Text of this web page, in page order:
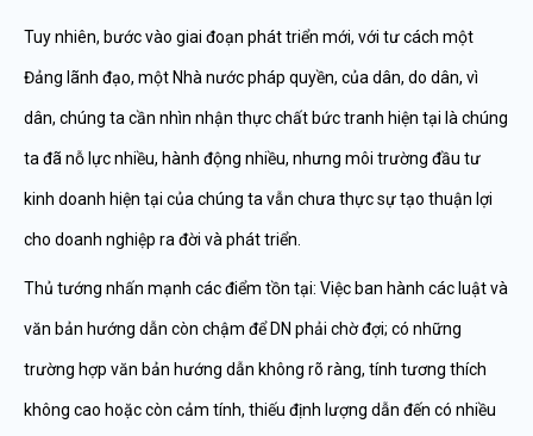
Tuy nhiên, bước vào giai đoạn phát triển mới, với tư cách một
Đảng lãnh đạo, một Nhà nước pháp quyền, của dân, do dân, vì
dân, chúng ta cần nhìn nhận thực chất bức tranh hiện tại là chúng
ta đã nỗ lực nhiều, hành động nhiều, nhưng môi trường đầu tư
kinh doanh hiện tại của chúng ta vẫn chưa thực sự tạo thuận lợi
cho doanh nghiệp ra đời và phát triển.
Thủ tướng nhấn mạnh các điểm tồn tại: Việc ban hành các luật và
văn bản hướng dẫn còn chậm để DN phải chờ đợi; có những
trường hợp văn bản hướng dẫn không rõ ràng, tính tương thích
không cao hoặc còn cảm tính, thiếu định lượng dẫn đến có nhiều